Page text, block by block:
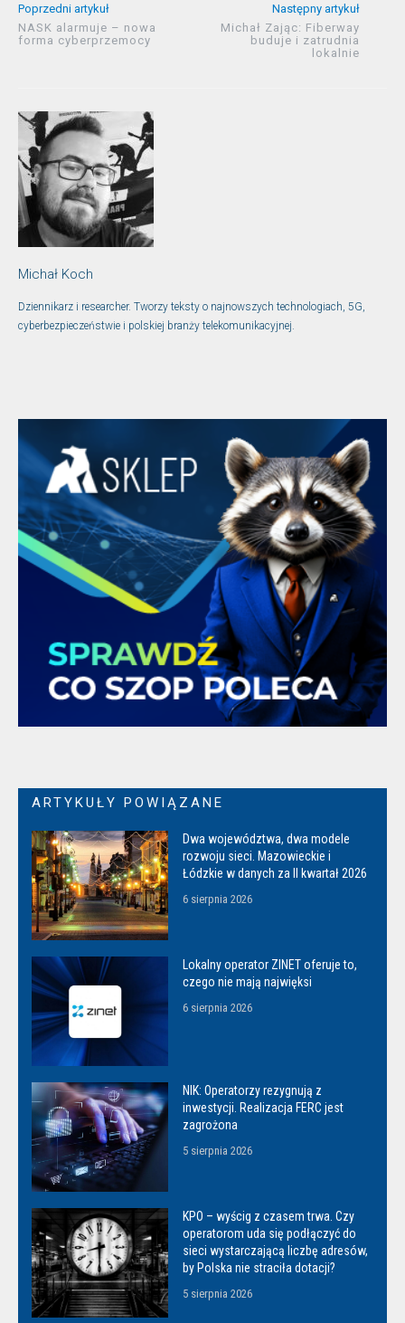
Poprzedni artykuł
NASK alarmuje – nowa
forma cyberprzemocy
Następny artykuł
Michał Zając: Fiberway
buduje i zatrudnia
lokalnie
Michał Koch
Dziennikarz i researcher. Tworzy teksty o najnowszych technologiach, 5G,
cyberbezpieczeństwie i polskiej branży telekomunikacyjnej.
ARTYKUŁY POWIĄZANE
Dwa województwa, dwa modele
rozwoju sieci. Mazowieckie i
Łódzkie w danych za II kwartał 2026
6 sierpnia 2026
Lokalny operator ZINET oferuje to,
czego nie mają najwięksi
6 sierpnia 2026
NIK: Operatorzy rezygnują z
inwestycji. Realizacja FERC jest
zagrożona
5 sierpnia 2026
KPO – wyścig z czasem trwa. Czy
operatorom uda się podłączyć do
sieci wystarczającą liczbę adresów,
by Polska nie straciła dotacji?
5 sierpnia 2026